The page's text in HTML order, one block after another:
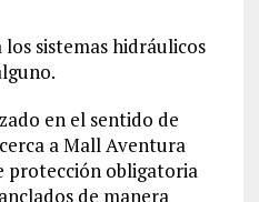
los sistemas hidráulicos
en el sentido de
a Mall Aventura
protección obligatoria
de manera